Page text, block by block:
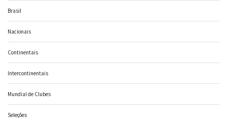
Brasil
Nacionais
Continentais
Intercontinentais
Mundial de Clubes
Seleções